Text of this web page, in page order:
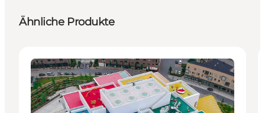
Ähnliche Produkte
Attraktionen